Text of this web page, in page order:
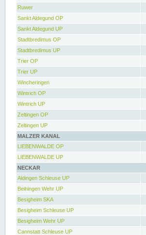
Ruwer
Sankt Aldegund OP
Sankt Aldegund UP
Stadtbredimus OP
Stadtbredimus UP
Trier OP
Trier UP
Wincheringen
Wintrich OP
Wintrich UP
Zeltingen OP
Zeltingen UP
MALZER KANAL
LIEBENWALDE OP
LIEBENWALDE UP
NECKAR
Aldingen Schleuse UP
Beihingen Wehr UP
Besigheim SKA
Besigheim Schleuse UP
Besigheim Wehr UP
Cannstatt Schleuse UP